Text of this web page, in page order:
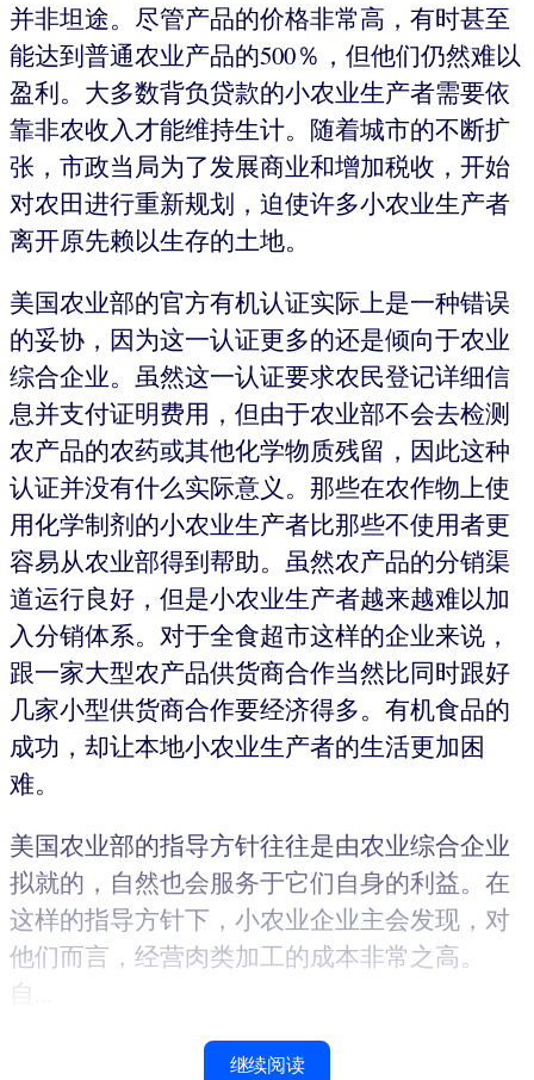
并非坦途。尽管产品的价格非常高，有时甚至
能达到普通农业产品的500％，但他们仍然难以
盈利。大多数背负贷款的小农业生产者需要依
靠非农收入才能维持生计。随着城市的不断扩
张，市政当局为了发展商业和增加税收，开始
对农田进行重新规划，迫使许多小农业生产者
离开原先赖以生存的土地。
美国农业部的官方有机认证实际上是一种错误
的妥协，因为这一认证更多的还是倾向于农业
综合企业。虽然这一认证要求农民登记详细信
息并支付证明费用，但由于农业部不会去检测
农产品的农药或其他化学物质残留，因此这种
认证并没有什么实际意义。那些在农作物上使
用化学制剂的小农业生产者比那些不使用者更
容易从农业部得到帮助。虽然农产品的分销渠
道运行良好，但是小农业生产者越来越难以加
入分销体系。对于全食超市这样的企业来说，
跟一家大型农产品供货商合作当然比同时跟好
几家小型供货商合作要经济得多。有机食品的
成功，却让本地小农业生产者的生活更加困
难。
美国农业部的指导方针往往是由农业综合企业
拟就的，自然也会服务于它们自身的利益。在
这样的指导方针下，小农业企业主会发现，对
他们而言，经营肉类加工的成本非常之高。
自...
继续阅读